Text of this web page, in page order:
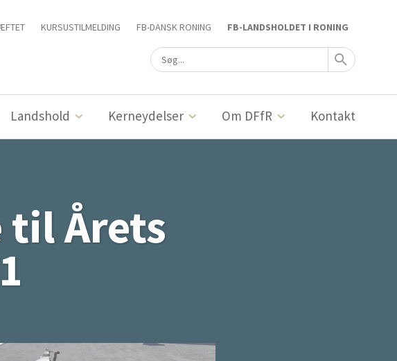
KURSUSTILMELDING FB-DANSK RONING FB-LANDSHOLDET I RONING
Landshold Kerneydelser Om DFfR Kontakt
til Årets